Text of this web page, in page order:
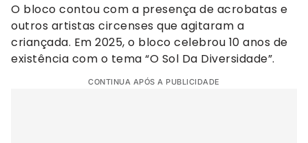
O bloco contou com a presença de acrobatas e
outros artistas circenses que agitaram a
criançada. Em 2025, o bloco celebrou 10 anos de
existência com o tema “O Sol Da Diversidade”.
CONTINUA APÓS A PUBLICIDADE